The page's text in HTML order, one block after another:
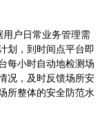
户日常业务管理需
划，到时间点平台即
每小时自动地检测场
况，及时反馈场所安
所整体的安全防范水